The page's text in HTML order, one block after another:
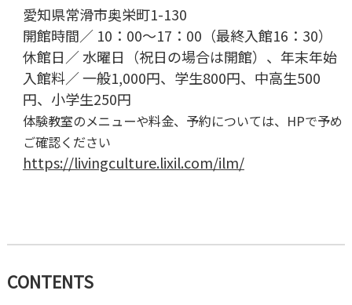
愛知県常滑市奥栄町1-130
開館時間／ 10：00～17：00（最終入館16：30）
休館日／ 水曜日（祝日の場合は開館）、年末年始
入館料／ 一般1,000円、学生800円、中高生500
円、小学生250円
体験教室のメニューや料金、予約については、HPで予め
ご確認ください
https://livingculture.lixil.com/ilm/
CONTENTS